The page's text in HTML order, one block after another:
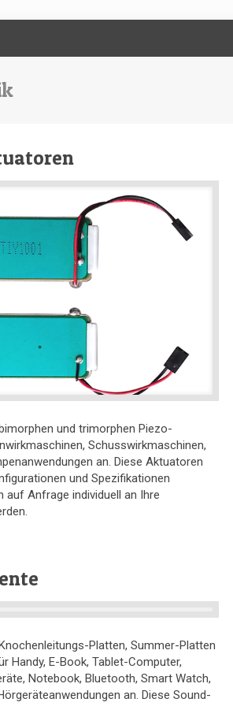
und trimorphen Piezo-
Schusswirkmaschinen,
an. Diese Aktuatoren
und Spezifikationen
auf Anfrage individuell an Ihre
Platten, Summer-Platten
Handy, E-Book, Tablet-Computer,
Notebook, Bluetooth, Smart Watch,
an. Diese Sound-